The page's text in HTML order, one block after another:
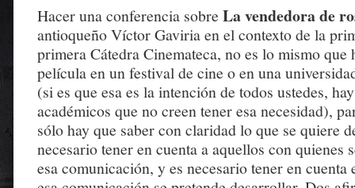
Hacer una conferencia sobre La vendedora de
antioqueño Víctor Gaviria en el contexto de la
primera Cátedra Cinemateca, no es lo mismo que
película en un festival de cine o en una
(si es que esa es la intención de todos ustedes,
académicos que no creen tener esa necesidad),
sólo hay que saber con claridad lo que se quiere
necesario tener en cuenta a aquellos con quienes
esa comunicación, y es necesario tener en cuenta